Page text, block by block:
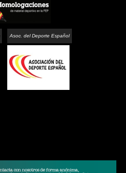
Asoc. del Deporte Español